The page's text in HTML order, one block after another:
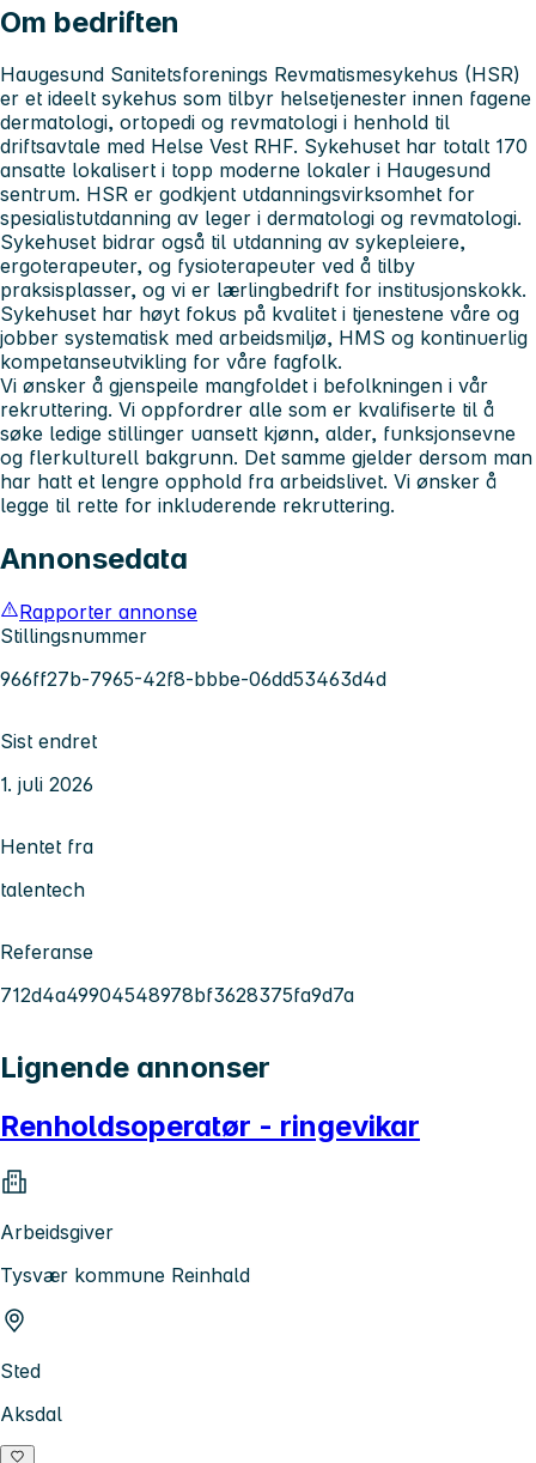
Om bedriften
Haugesund Sanitetsforenings Revmatismesykehus (HSR)
er et ideelt sykehus som tilbyr helsetjenester innen fagene
dermatologi, ortopedi og revmatologi i henhold til
driftsavtale med Helse Vest RHF. Sykehuset har totalt 170
ansatte lokalisert i topp moderne lokaler i Haugesund
sentrum. HSR er godkjent utdanningsvirksomhet for
spesialistutdanning av leger i dermatologi og revmatologi.
Sykehuset bidrar også til utdanning av sykepleiere,
ergoterapeuter, og fysioterapeuter ved å tilby
praksisplasser, og vi er lærlingbedrift for institusjonskokk.
Sykehuset har høyt fokus på kvalitet i tjenestene våre og
jobber systematisk med arbeidsmiljø, HMS og kontinuerlig
kompetanseutvikling for våre fagfolk.
Vi ønsker å gjenspeile mangfoldet i befolkningen i vår
rekruttering. Vi oppfordrer alle som er kvalifiserte til å
søke ledige stillinger uansett kjønn, alder, funksjonsevne
og flerkulturell bakgrunn. Det samme gjelder dersom man
har hatt et lengre opphold fra arbeidslivet. Vi ønsker å
legge til rette for inkluderende rekruttering.
Annonsedata
Rapporter annonse
Stillingsnummer
966ff27b-7965-42f8-bbbe-06dd53463d4d
Sist endret
1. juli 2026
Hentet fra
talentech
Referanse
712d4a49904548978bf3628375fa9d7a
Lignende annonser
Renholdsoperatør - ringevikar
Arbeidsgiver
Tysvær kommune Reinhald
Sted
Aksdal